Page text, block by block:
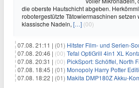
die oberste Hautschicht abgeben.
robotergestützte Tätowiermaschinen setzen
klassische Nadeln, […] (00)
07.08. 21:11 | (01) Hitster Film- und Serien-Soundtracks
07.08. 20:46 | (00) Tefal OptiGrill 4in1 XL
07.08. 20:31 | (00) PickSport: Schöffel, North Face
07.08. 18:45 | (01) Monopoly Harry Potter
07.08. 18:22 | (01) Makita DMP180Z Akku-